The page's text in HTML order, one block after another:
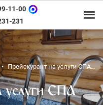
11-00
231
Прейскурант на услуги СПА-комплекса
услуги СПА-